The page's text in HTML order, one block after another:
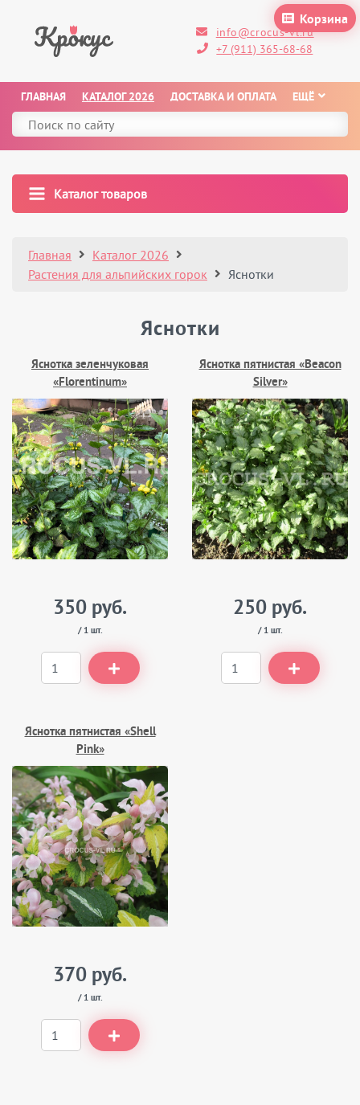
Корзина
info@crocus-vl.ru
+7 (911) 365-68-68
ГЛАВНАЯ КАТАЛОГ 2026 ДОСТАВКА И ОПЛАТА ЕЩЁ
Каталог товаров
Главная
Каталог 2026
Растения для альпийских горок
Яснотки
Яснотки
Яснотка зеленчуковая
«Florentinum»
350 руб.
/ 1 шт.
Яснотка пятнистая «Beacon
Silver»
250 руб.
/ 1 шт.
Яснотка пятнистая «Shell
Pink»
370 руб.
/ 1 шт.